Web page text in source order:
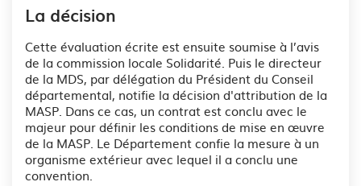
La décision
Cette évaluation écrite est ensuite soumise à l’avis
de la commission locale Solidarité. Puis le directeur
de la MDS, par délégation du Président du Conseil
départemental, notifie la décision d'attribution de la
MASP. Dans ce cas, un contrat est conclu avec le
majeur pour définir les conditions de mise en œuvre
de la MASP. Le Département confie la mesure à un
organisme extérieur avec lequel il a conclu une
convention.